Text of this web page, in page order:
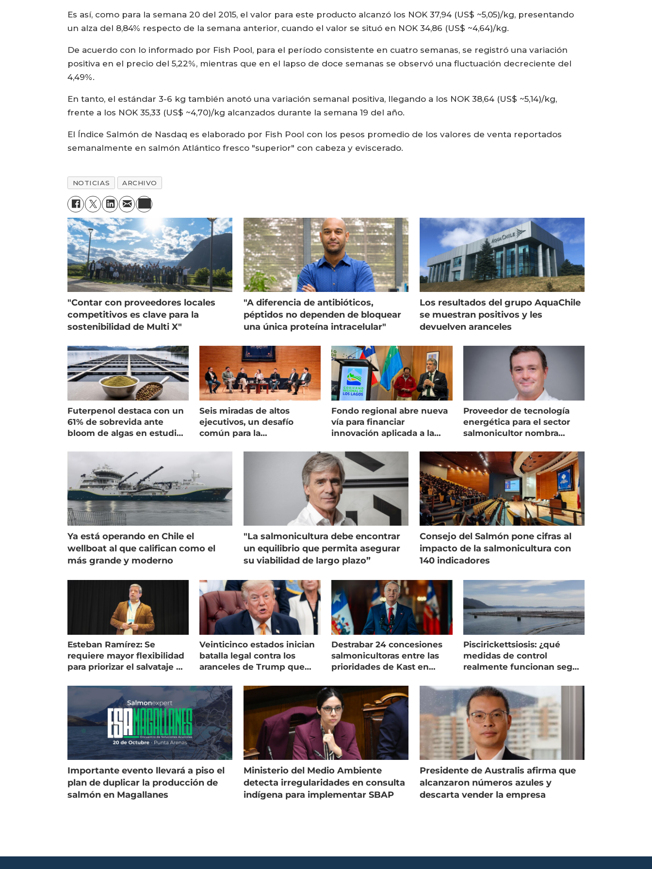
Es así, como para la semana 20 del 2015, el valor para este producto alcanzó los NOK 37,94 (US$ ~5,05)/kg, presentando
un alza del 8,84% respecto de la semana anterior, cuando el valor se situó en NOK 34,86 (US$ ~4,64)/kg.
De acuerdo con lo informado por Fish Pool, para el período consistente en cuatro semanas, se registró una variación
positiva en el precio del 5,22%, mientras que en el lapso de doce semanas se observó una fluctuación decreciente del
4,49%.
En tanto, el estándar 3-6 kg también anotó una variación semanal positiva, llegando a los NOK 38,64 (US$ ~5,14)/kg,
frente a los NOK 35,33 (US$ ~4,70)/kg alcanzados durante la semana 19 del año.
El Índice Salmón de Nasdaq es elaborado por Fish Pool con los pesos promedio de los valores de venta reportados
semanalmente en salmón Atlántico fresco "superior" con cabeza y eviscerado.
NOTICIAS ARCHIVO
"Contar con proveedores locales
competitivos es clave para la
sostenibilidad de Multi X"
"A diferencia de antibióticos,
péptidos no dependen de bloquear
una única proteína intracelular"
Los resultados del grupo AquaChile
se muestran positivos y les
devuelven aranceles
Futerpenol destaca con un
61% de sobrevida ante
bloom de algas en estudio
Seis miradas de altos
ejecutivos, un desafío
común para la
Fondo regional abre nueva
vía para financiar
innovación aplicada a la
Proveedor de tecnología
energética para el sector
salmonicultor nombra
Ya está operando en Chile el
wellboat al que califican como el
más grande y moderno
"La salmonicultura debe encontrar
un equilibrio que permita asegurar
su viabilidad de largo plazo”
Consejo del Salmón pone cifras al
impacto de la salmonicultura con
140 indicadores
Esteban Ramírez: Se
requiere mayor flexibilidad
para priorizar el salvataje de
Veinticinco estados inician
batalla legal contra los
aranceles de Trump que
Destrabar 24 concesiones
salmonicultoras entre las
prioridades de Kast en
Piscirickettsiosis: ¿qué
medidas de control
realmente funcionan según
Importante evento llevará a piso el
plan de duplicar la producción de
salmón en Magallanes
Ministerio del Medio Ambiente
detecta irregularidades en consulta
indígena para implementar SBAP
Presidente de Australis afirma que
alcanzaron números azules y
descarta vender la empresa